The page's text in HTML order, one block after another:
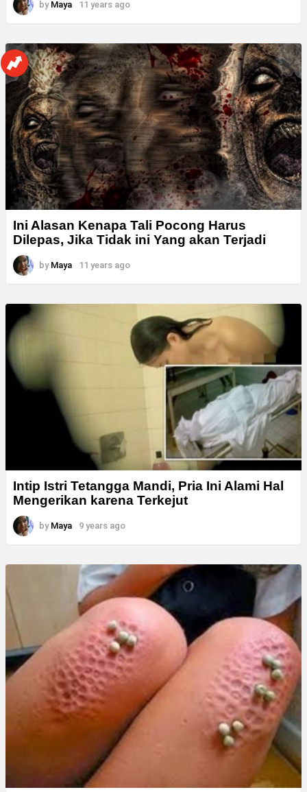
by Maya 11 years ago
Ini Alasan Kenapa Tali Pocong Harus
Dilepas, Jika Tidak ini Yang akan Terjadi
by Maya 11 years ago
Intip Istri Tetangga Mandi, Pria Ini Alami Hal
Mengerikan karena Terkejut
by Maya 9 years ago